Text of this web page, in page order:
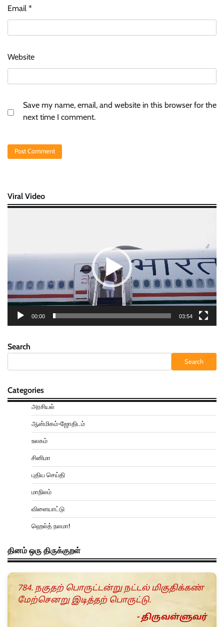
Email *
Website
Save my name, email, and website in this browser for the
next time I comment.
Viral Video
00:00 03:54
Search
Search
Categories
அரசியல்
ஆன்மிகம்-ஜோதிடம்
உலகம்
சினிமா
புதிய செய்தி
மாநிலம்
விளையாட்டு
ஹெல்த் நலமா!
தினம் ஒரு திருக்குறள்
784. நகுதற் பொருட்டன்று நட்டல் மிகுதிக்கண்
மேற்செனறு இடித்தற் பொருட்டு.
- திருவள்ளுவர்